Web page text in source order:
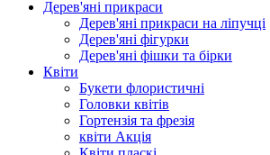
Дерев'яні прикраси
Дерев'яні прикраси на ліпучці
Дерев'яні фігурки
Дерев'яні фішки та бірки
Квіти
Букети флористичні
Головки квітів
Гортензія та фрезія
квіти Акція